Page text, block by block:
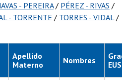
- PEREIRA/ PÉREZ - RIVAS /
- TORRENTE / TORRES - VIDAL/
Apellido
Materno
Nombres
EUS